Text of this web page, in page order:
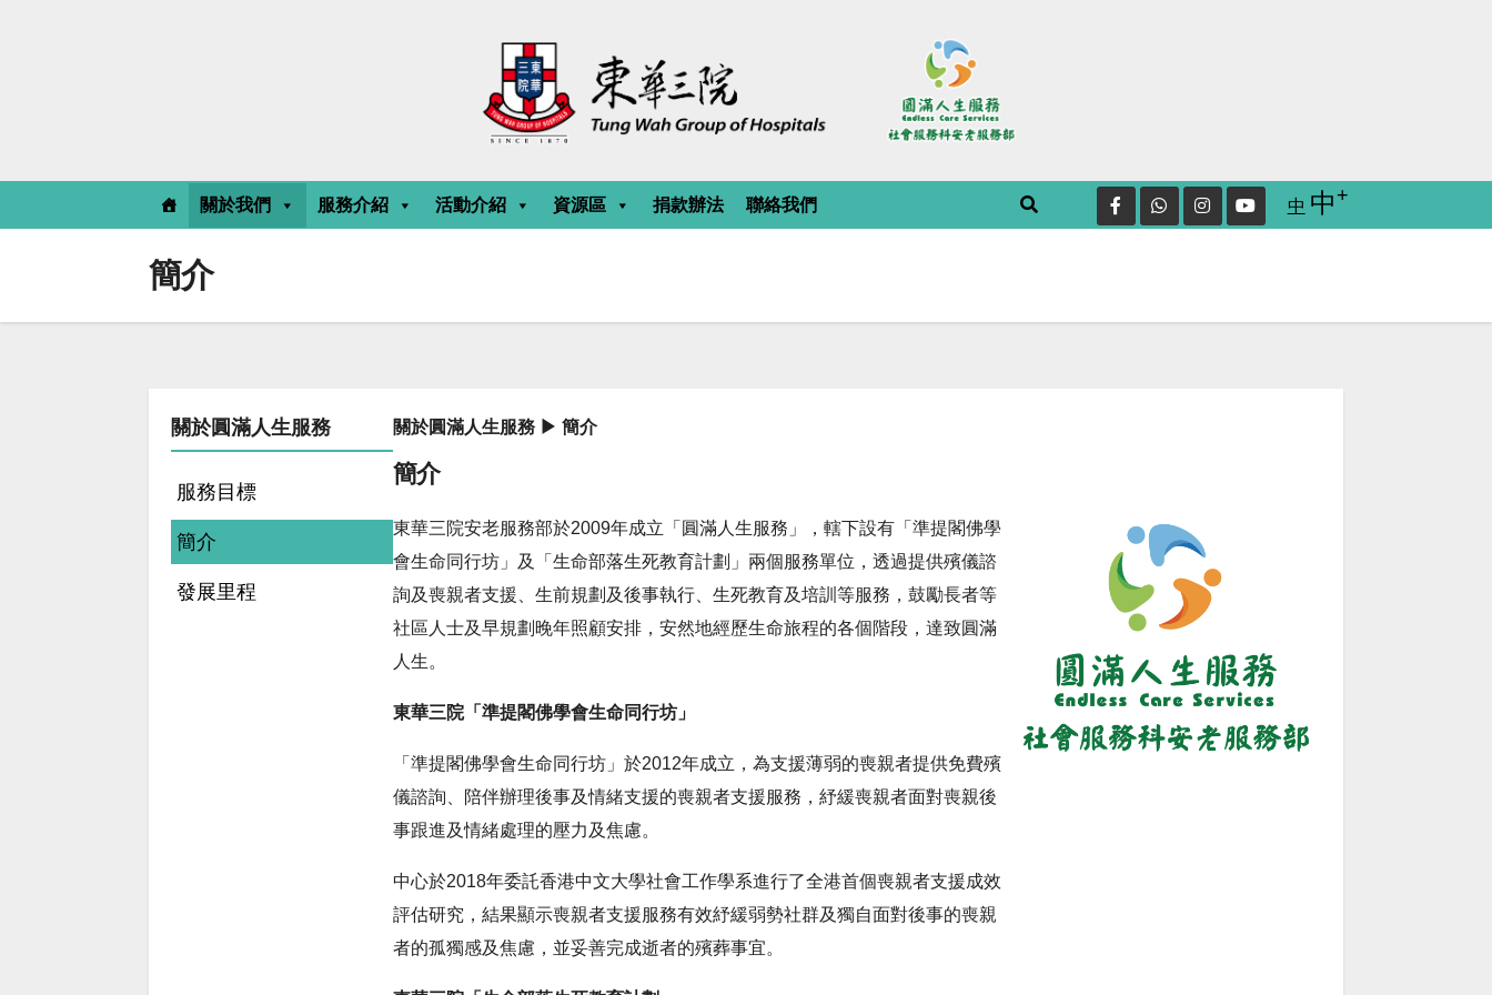
關於我們 服務介紹 活動介紹 資源區 捐款辦法 聯絡我們 中 Reset
font
中Increase
+
簡介
關於圓滿人生服務
服務目標
簡介
發展里程
關於圓滿人生服務 簡介
簡介
東華三院安老服務部於2009年成立「圓滿人生服務」，轄下設有「準提閣佛學
會生命同行坊」及「生命部落生死教育計劃」兩個服務單位，透過提供殯儀諮
詢及喪親者支援、生前規劃及後事執行、生死教育及培訓等服務，鼓勵長者等
社區人士及早規劃晚年照顧安排，安然地經歷生命旅程的各個階段，達致圓滿
人生。
東華三院「準提閣佛學會生命同行坊」
「準提閣佛學會生命同行坊」於2012年成立，為支援薄弱的喪親者提供免費殯
儀諮詢、陪伴辦理後事及情緒支援的喪親者支援服務，紓緩喪親者面對喪親後
事跟進及情緒處理的壓力及焦慮。
中心於2018年委託香港中文大學社會工作學系進行了全港首個喪親者支援成效
評估研究，結果顯示喪親者支援服務有效紓緩弱勢社群及獨自面對後事的喪親
者的孤獨感及焦慮，並妥善完成逝者的殯葬事宜。